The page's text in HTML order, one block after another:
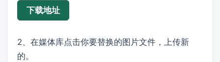
下载地址
2、在媒体库点击你要替换的图片文件，上传新
的。